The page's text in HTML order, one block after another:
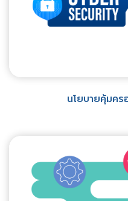
นโยบายคุ้มค